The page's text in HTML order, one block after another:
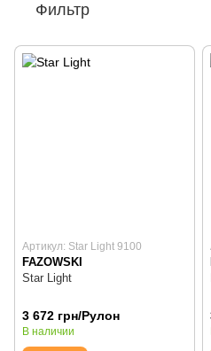
Фильтр
Артикул: Star Light 9100
FAZOWSKI
Star Light
3 672 грн/Рулон
В наличии